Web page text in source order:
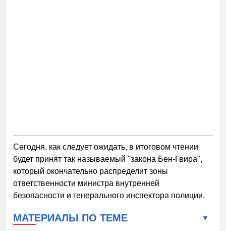
Сегодня, как следует ожидать, в итоговом чтении
будет принят так называемый "закона Бен-Гвира",
который окончательно распределит зоны
ответственности министра внутренней
безопасности и генерального инспектора полиции.
МАТЕРИАЛЫ ПО ТЕМЕ